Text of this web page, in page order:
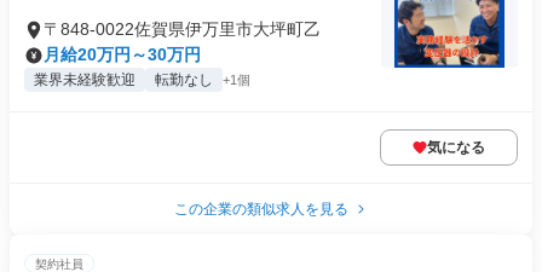
〒848-0022佐賀県伊万里市大坪町乙
月給20万円～30万円
業界未経験歓迎 転勤なし +1個
気になる
この企業の類似求人を見る
契約社員